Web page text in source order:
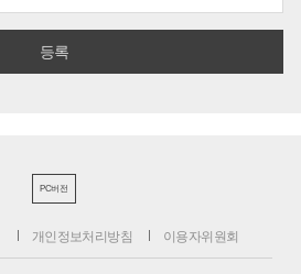
PC버전
개인정보처리방침 이용자위원회